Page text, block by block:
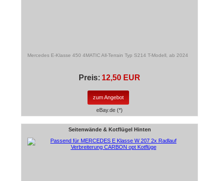
Mercedes E-Klasse 450 4MATIC All-Terrain Typ S214 T-Modell, ab 2024
Preis: 12,50 EUR
zum Angebot
eBay.de (*)
Seitenwände & Kotflügel Hinten